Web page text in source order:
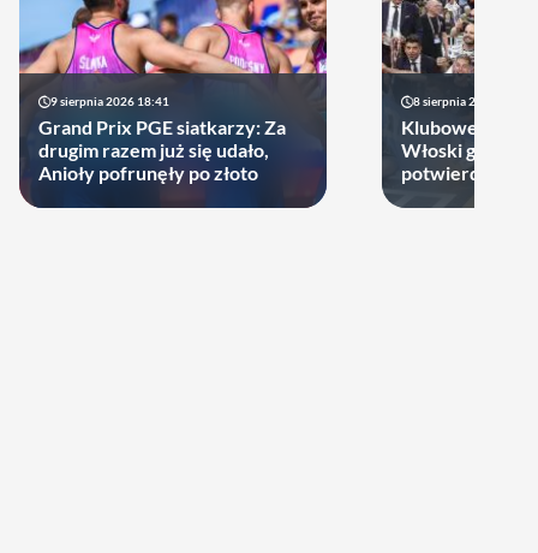
9 sierpnia 2026 18:41
Grand Prix PGE siatkarzy: Za
drugim razem już się udało,
Anioły pofrunęły po złoto
8 sierpnia 2026 21:46
Klubowe
Włoski gigant
potwierdził